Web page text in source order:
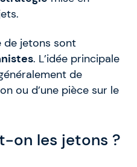
de jetons sont
. L’idée principale
de
ou d’une pièce sur le
on les jetons ?